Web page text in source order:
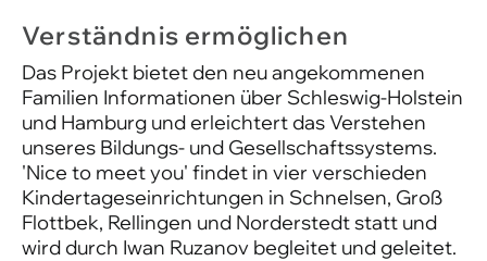
Verständnis ermöglichen
Das Projekt bietet den neu angekommenen
Familien Informationen über Schleswig-Holstein
und Hamburg und erleichtert das Verstehen
unseres Bildungs- und Gesellschaftssystems.
'Nice to meet you' findet in vier verschieden
Kindertageseinrichtungen in Schnelsen, Groß
Flottbek, Rellingen und Norderstedt statt und
wird durch Iwan Ruzanov begleitet und geleitet.